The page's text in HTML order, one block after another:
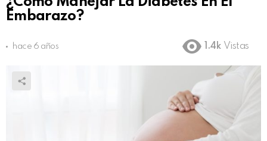
Embarazo?
hace 6 años 1.4k Vistas